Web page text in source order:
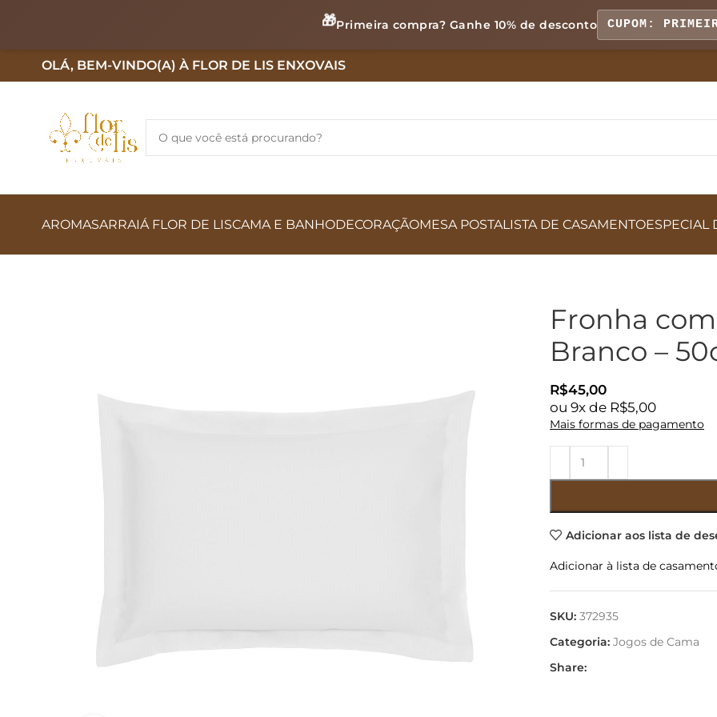
🎁Primeira compra? Ganhe 10% de desconto CUPOM:
OLÁ, BEM-VINDO(A) À FLOR DE LIS ENXOVAIS
AROMASARRAIÁ FLOR DE LISCAMA E BANHODECORAÇÃOMESA POSTALISTA DE CASAMENTOESPECIAL
Fronha
Branco –
R$45,00
ou 9x de R$5,00
Mais formas de pagamento
Adicionar aos lista de
Adicionar à lista de
SKU: 372935
Categoria: Jogos de Cama
Share: